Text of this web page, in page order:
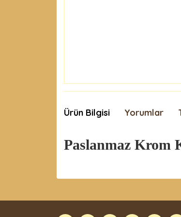
Ürün Bilgisi Yorumlar
Paslanmaz Krom